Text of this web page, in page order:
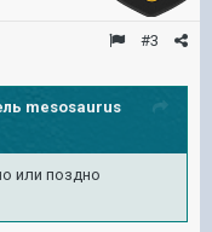
#3
mesosaurus
или поздно